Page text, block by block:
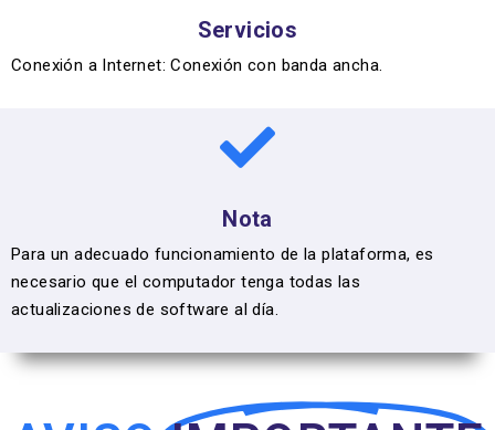
Servicios
Conexión a Internet: Conexión con banda ancha.
Nota
Para un adecuado funcionamiento de la plataforma, es
necesario que el computador tenga todas las
actualizaciones de software al día.